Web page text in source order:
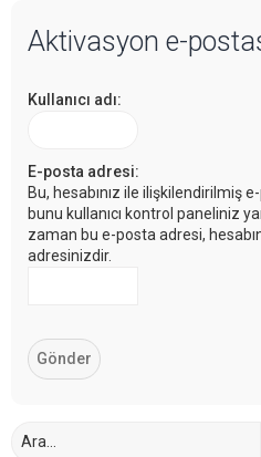
Aktivasyon e-
Kullanıcı adı:
E-posta adresi:
Bu, hesabınız ile ilişkilendirilmiş
bunu kullanıcı kontrol paneliniz
zaman bu e-posta adresi,
adresinizdir.